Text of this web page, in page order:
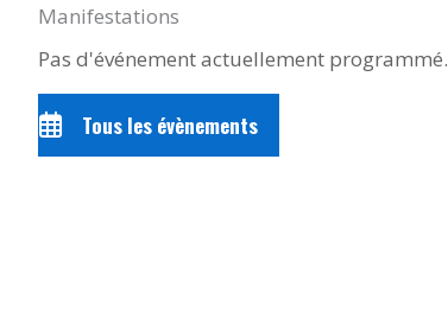
Manifestations
Pas d'événement actuellement programmé.
Tous les évènements